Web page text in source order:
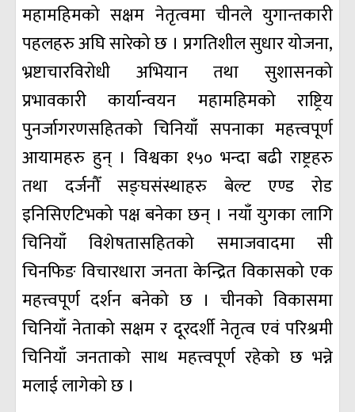
महामहिमको सक्षम नेतृत्वमा चीनले युगान्तकारी
पहलहरु अघि सारेको छ । प्रगतिशील सुधार योजना,
भ्रष्टाचारविरोधी अभियान तथा सुशासनको
प्रभावकारी कार्यान्वयन महामहिमको राष्ट्रिय
पुनर्जागरणसहितको चिनियाँ सपनाका महत्त्वपूर्ण
आयामहरु हुन् । विश्वका १५० भन्दा बढी राष्ट्रहरु
तथा दर्जनौँ सङ्घसंस्थाहरु बेल्ट एण्ड रोड
इनिसिएटिभको पक्ष बनेका छन् । नयाँ युगका लागि
चिनियाँ विशेषतासहितको समाजवादमा सी
चिनफिङ विचारधारा जनता केन्द्रित विकासको एक
महत्त्वपूर्ण दर्शन बनेको छ । चीनको विकासमा
चिनियाँ नेताको सक्षम र दूरदर्शी नेतृत्व एवं परिश्रमी
चिनियाँ जनताको साथ महत्त्वपूर्ण रहेको छ भन्ने
मलाई लागेको छ ।